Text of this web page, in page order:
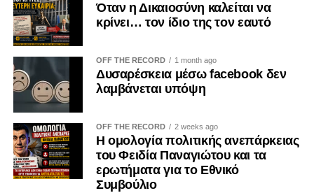
Όταν η Δικαιοσύνη καλείται να
κρίνει… τον ίδιο της τον εαυτό
OFF THE RECORD 1 month ago
Δυσαρέσκεια μέσω facebook δεν
λαμβάνεται υπόψη
OFF THE RECORD 2 weeks ago
Η ομολογία πολιτικής ανεπάρκειας
του Φειδία Παναγιώτου και τα
ερωτήματα για το Εθνικό
Συμβούλιο